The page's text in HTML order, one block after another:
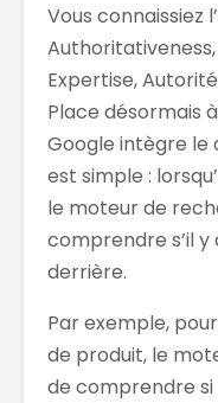
Vous connaissiez l’
Expertise,
Place désormais à
Google intègre le
est simple :
le moteur de
comprendre s’il
derrière.
Par exemple,
de produit, le
de comprendre